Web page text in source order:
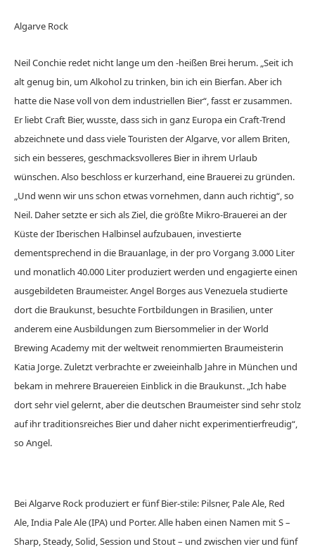
Algarve Rock
Neil Conchie redet nicht lange um den -heißen Brei herum. „Seit ich
alt genug bin, um Alkohol zu trinken, bin ich ein Bierfan. Aber ich
hatte die Nase voll von dem industriellen Bier“, fasst er zusammen.
Er liebt Craft Bier, wusste, dass sich in ganz Europa ein Craft-Trend
abzeichnete und dass viele Touristen der Algarve, vor allem Briten,
sich ein besseres, geschmacksvolleres Bier in ihrem Urlaub
wünschen. Also beschloss er kurzerhand, eine Brauerei zu gründen.
„Und wenn wir uns schon etwas vornehmen, dann auch richtig“, so
Neil. Daher setzte er sich als Ziel, die größte Mikro-Brauerei an der
Küste der Iberischen Halbinsel aufzubauen, investierte
dementsprechend in die Brauanlage, in der pro Vorgang 3.000 Liter
und monatlich 40.000 Liter produziert werden und engagierte einen
ausgebildeten Braumeister. Angel Borges aus Venezuela studierte
dort die Braukunst, besuchte Fortbildungen in Brasilien, unter
anderem eine Ausbildungen zum Biersommelier in der World
Brewing Academy mit der weltweit renommierten Braumeisterin
Katia Jorge. Zuletzt verbrachte er zweieinhalb Jahre in München und
bekam in mehrere Brauereien Einblick in die Braukunst. „Ich habe
dort sehr viel gelernt, aber die deutschen Braumeister sind sehr stolz
auf ihr traditionsreiches Bier und daher nicht experimentierfreudig“,
so Angel.
Bei Algarve Rock produziert er fünf Bier-stile: Pilsner, Pale Ale, Red
Ale, India Pale Ale (IPA) und Porter. Alle haben einen Namen mit S –
Sharp, Steady, Solid, Session und Stout – und zwischen vier und fünf